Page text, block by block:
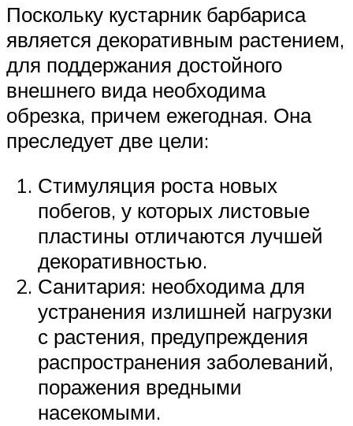
Поскольку кустарник барбариса
является декоративным растением,
для поддержания достойного
внешнего вида необходима
обрезка, причем ежегодная. Она
преследует две цели:
Стимуляция роста новых
побегов, у которых листовые
пластины отличаются лучшей
декоративностью.
Санитария: необходима для
устранения излишней нагрузки
с растения, предупреждения
распространения заболеваний,
поражения вредными
насекомыми.